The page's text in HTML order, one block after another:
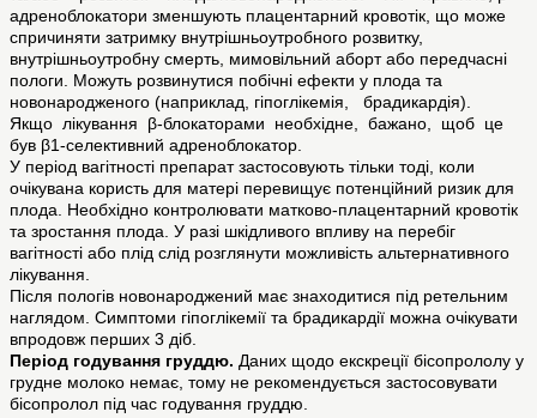
адреноблокатори зменшують плацентарний кровотік, що може
спричиняти затримку внутрішньоутробного розвитку,
внутрішньоутробну смерть, мимовільний аборт або передчасні
пологи. Можуть розвинутися побічні ефекти у плода та
новонародженого (наприклад, гіпоглікемія, брадикардія).
Якщо лікування β-блокаторами необхідне, бажано, щоб це
був β1-селективний адреноблокатор.
У період вагітності препарат застосовують тільки тоді, коли
очікувана користь для матері перевищує потенційний ризик для
плода. Необхідно контролювати матково-плацентарний кровотік
та зростання плода. У разі шкідливого впливу на перебіг
вагітності або плід слід розглянути можливість альтернативного
лікування.
Після пологів новонароджений має знаходитися під ретельним
наглядом. Симптоми гіпоглікемії та брадикардії можна очікувати
впродовж перших 3 діб.
Період годування груддю. Даних щодо екскреції бісопрололу у
грудне молоко немає, тому не рекомендується застосовувати
бісопролол під час годування груддю.